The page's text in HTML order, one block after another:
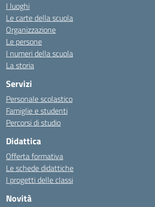
I luoghi
Le carte della scuola
Organizzazione
Le persone
I numeri della scuola
La storia
Servizi
Personale scolastico
Famiglie e studenti
Percorsi di studio
Didattica
Offerta formativa
Le schede didattiche
I progetti delle classi
Novità